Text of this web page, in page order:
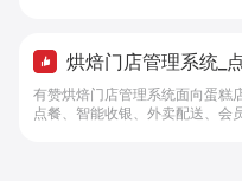
烘焙门店管理系统_
具 - 做生意, 找有赞
有赞烘焙门店管理系统面向蛋糕
点餐、智能收银、外卖配送、会